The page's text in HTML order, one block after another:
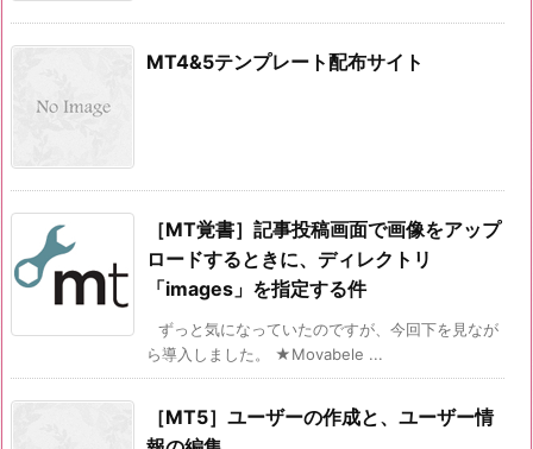
MT4&5テンプレート配布サイト
［MT覚書］記事投稿画面で画像をアップ
ロードするときに、ディレクトリ
「images」を指定する件
ずっと気になっていたのですが、今回下を見なが
ら導入しました。 ★Movabele ...
［MT5］ユーザーの作成と、ユーザー情